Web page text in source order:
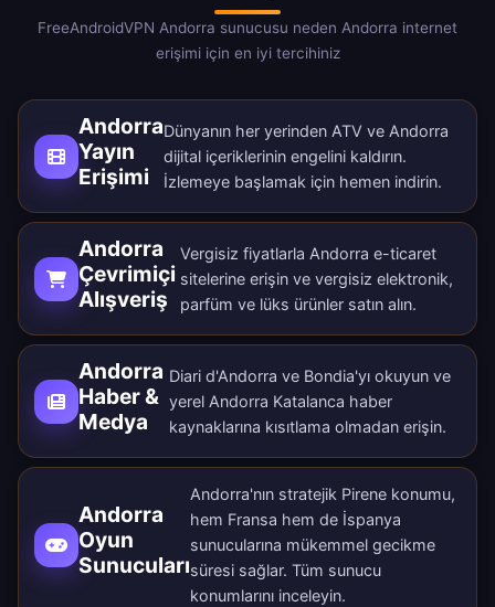
FreeAndroidVPN Andorra sunucusu neden Andorra internet
erişimi için en iyi tercihiniz
Andorra
Yayın
Erişimi
Dünyanın her yerinden ATV ve Andorra
dijital içeriklerinin engelini kaldırın.
İzlemeye başlamak için hemen indirin.
Andorra
Çevrimiçi
Alışveriş
Vergisiz fiyatlarla Andorra e-ticaret
sitelerine erişin ve vergisiz elektronik,
parfüm ve lüks ürünler satın alın.
Andorra
Haber &
Medya
Diari d'Andorra ve Bondia'yı okuyun ve
yerel Andorra Katalanca haber
kaynaklarına kısıtlama olmadan erişin.
Andorra
Oyun
Sunucuları
Andorra'nın stratejik Pirene konumu,
hem Fransa hem de İspanya
sunucularına mükemmel gecikme
süresi sağlar. Tüm sunucu
konumlarını inceleyin.